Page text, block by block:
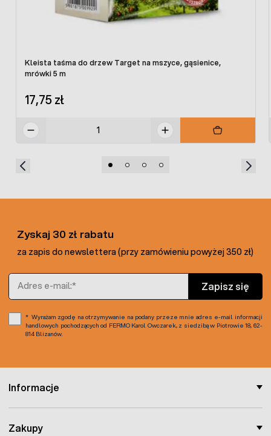
Kleista taśma do drzew Target na mszyce, gąsienice,
mrówki 5 m
17,75 zł
Informacje
Zakupy
Zyskaj 30 zł rabatu
za zapis do newslettera (przy zamówieniu powyżej 350 zł)
Adres e-mail
Zapisz się
Wyrażam zgodę na otrzymywanie na podany przeze mnie adres e-mail informacji
handlowych pochodzących od FERMO Karol Owczarek, z siedzibą w Piotrowie 18, 62-
814 Blizanów.